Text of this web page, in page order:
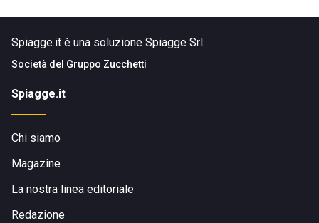
Spiagge.it è una soluzione Spiagge Srl
Società del Gruppo Zucchetti
Spiagge.it
Chi siamo
Magazine
La nostra linea editoriale
Redazione